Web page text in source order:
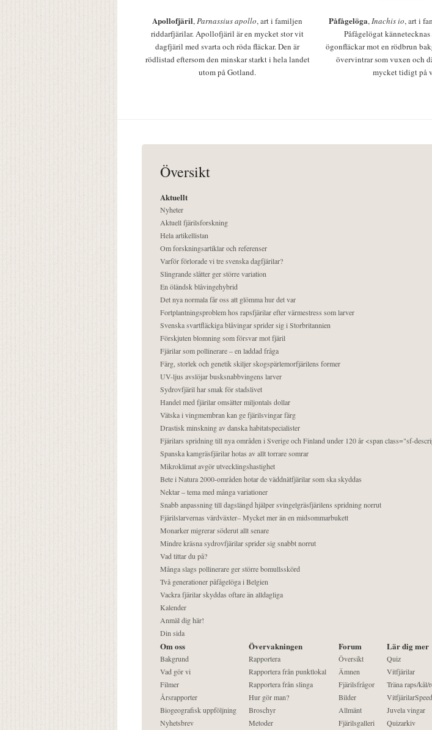
Apollofjäril,Parnassius apollo, art i familjen
riddarfjärilar. Apollofjäril är en mycket stor vit
dagfjäril med svarta och röda fläckar. Den är
rödlistad eftersom den minskar starkt i hela landet
utom på Gotland.
Påfågelöga,Inachis io, art i
Påfågelögat
ögonfläckar mot en rödbrun
övervintrar som vuxen och
mycket tidigt på
Översikt
Aktuellt
Nyheter
Aktuell fjärilsforskning
Hela artikellistan
Om forskningsartiklar och referenser
Varför förlorade vi tre svenska dagfjärilar?
Slingrande slåtter ger större variation
En öländsk blåvingehybrid
Det nya normala får oss att glömma hur det var
Fortplantningsproblem hos rapsfjärilar efter värmestress som larver
Svenska svartfläckiga blåvingar sprider sig i Storbritannien
Förskjuten blomning som försvar mot fjäril
Fjärilar som pollinerare – en laddad fråga
Färg, storlek och genetik skiljer skogspärlemorfjärilens former
UV-ljus avslöjar busksnabbvingens larver
Sydrovfjäril har smak för stadslivet
Handel med fjärilar omsätter miljontals dollar
Vätska i vingmembran kan ge fjärilsvingar färg
Drastisk minskning av danska habitatspecialister
Fjärilars spridning till nya områden i Sverige och Finland under 120 år <span class="sf-
Spanska kamgräsfjärilar hotas av allt torrare somrar
Mikroklimat avgör utvecklingshastighet
Bete i Natura 2000-områden hotar de väddnätfjärilar som ska skyddas
Nektar – tema med många variationer
Snabb anpassning till dagslängd hjälper svingelgräsfjärilens spridning norrut
Fjärilslarvernas värdväxter– Mycket mer än en midsommarbukett
Monarker migrerar söderut allt senare
Mindre kräsna sydrovfjärilar sprider sig snabbt norrut
Vad tittar du på?
Många slags pollinerare ger större bomullsskörd
Två generationer påfågelöga i Belgien
Vackra fjärilar skyddas oftare än alldagliga
Kalender
Anmäl dig här!
Din sida
Om oss
Bakgrund
Vad gör vi
Filmer
Årsrapporter
Biogeografisk uppföljning
Nyhetsbrev
Övervakningen
Rapportera
Rapportera från punktlokal
Rapportera från slinga
Hur gör man?
Broschyr
Metoder
Forum
Översikt
Ämnen
Fjärilsfrågor
Bilder
Allmänt
Fjärilsgalleri
Lär dig mer
Quiz
Vitfjärilar
Träna raps/kål/
VitfjärilarSpeed
Juvela vingar
Quizarkiv